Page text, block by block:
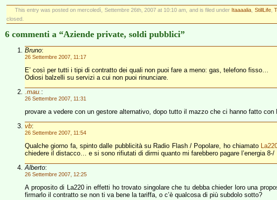
This entry was posted on mercoledì, Settembre 26th, 2007 at 10:10 am, and is filed under Itaaaalia StillLife,
closed.
6 commenti a “Aziende private, soldi pubblici”
Bruno:
26 Settembre 2007, 11:17
E’ così per tutti i tipi di contratto dei quali non puoi fare a meno: gas, telefono fisso…
Odiosi balzelli su servizi a cui non puoi rinunciare.
.mau. :
26 Settembre 2007, 11:31
provare a vedere con un gestore alternativo, dopo tutto il mazzo che ci hanno fatto
vb:
26 Settembre 2007, 11:54
Qualche giorno fa, spinto dalle pubblicità su Radio Flash / Popolare, ho chiamato
chiedere il distacco… e si sono rifiutati di dirmi quanto mi farebbero pagare l’energia 8-/
Alberto:
26 Settembre 2007, 12:25
A proposito di La220 in effetti ho trovato singolare che tu debba chieder loro una
firmarlo il contratto se non ti va bene la tariffa, o c’è qualcosa di più subdolo sotto?